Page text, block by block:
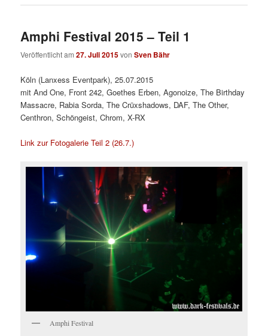
Amphi Festival 2015 – Teil 1
Veröffentlicht am27. Juli 2015vonSven Bähr
Köln (Lanxess Eventpark), 25.07.2015
mit And One, Front 242, Goethes Erben, Agonoize, The Birthday
Massacre, Rabia Sorda, The Crüxshadows, DAF, The Other,
Centhron, Schöngeist, Chrom, X-RX
Link zur Fotogalerie Teil 2 (26.7.)
Amphi Festival